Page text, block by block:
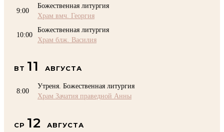
9:00
Божественная литургия
Храм вмч. Георгия
10:00
Божественная литургия
Храм блж. Василия
ВТ 11 АВГУСТА
8:00
Утреня. Божественная литургия
Храм Зачатия праведной Анны
СР 12 АВГУСТА